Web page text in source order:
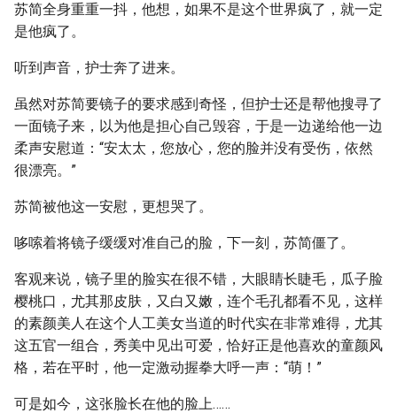
苏简全身重重一抖，他想，如果不是这个世界疯了，就一定
是他疯了。
听到声音，护士奔了进来。
虽然对苏简要镜子的要求感到奇怪，但护士还是帮他搜寻了
一面镜子来，以为他是担心自己毁容，于是一边递给他一边
柔声安慰道：“安太太，您放心，您的脸并没有受伤，依然
很漂亮。”
苏简被他这一安慰，更想哭了。
哆嗦着将镜子缓缓对准自己的脸，下一刻，苏简僵了。
客观来说，镜子里的脸实在很不错，大眼睛长睫毛，瓜子脸
樱桃口，尤其那皮肤，又白又嫩，连个毛孔都看不见，这样
的素颜美人在这个人工美女当道的时代实在非常难得，尤其
这五官一组合，秀美中见出可爱，恰好正是他喜欢的童颜风
格，若在平时，他一定激动握拳大呼一声：“萌！”
可是如今，这张脸长在他的脸上……